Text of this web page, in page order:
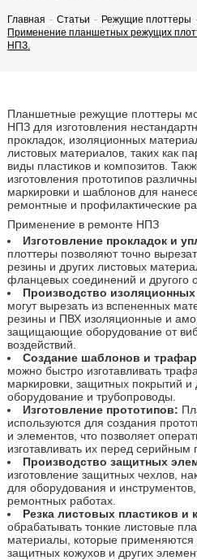
Главная Статьи
Режущие плоттеры
Применение планшетных режущих
НПЗ.
Планшетные режущие плоттеры
НПЗ для изготовления
прокладок, изоляционных
листовых материалов, таких как
виды пластиков и композитов.
изготовления прототипов
маркировки и шаблонов для
ремонтные и профилактические
Применение в ремонте НПЗ
Изготовление прокладок и
плоттеры позволяют точно
резины и других листовых
фланцевых соединений и другого
Производство
могут вырезать из вспененных
резины и ПВХ изоляционные и
защищающие оборудование от
воздействий.
Создание шаблонов и
можно быстро изготавливать
маркировки, защитных покрытий и
оборудование и трубопроводы.
Изготовление прототипов:
используются для создания
и элементов, что позволяет
изготавливать их перед серийным
Производство защитных
изготовление защитных чехлов,
для оборудования и
ремонтных работах.
Резка листовых пластиков и
обрабатывать тонкие листовые
материалы, которые применяются
защитных кожухов и других